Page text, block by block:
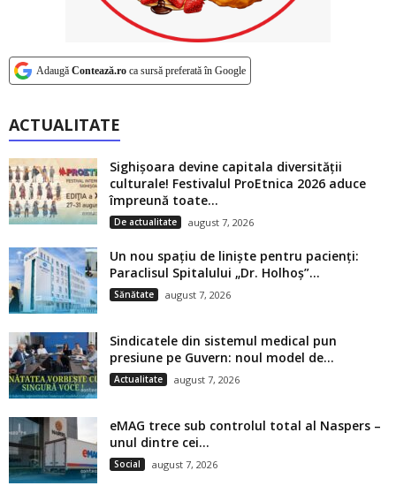
Adaugă Contează.ro ca sursă preferată în Google
ACTUALITATE
Sighișoara devine capitala diversității
culturale! Festivalul ProEtnica 2026 aduce
împreună toate...
De actualitate august 7, 2026
Un nou spațiu de liniște pentru pacienți:
Paraclisul Spitalului „Dr. Holhoș”...
Sănătate august 7, 2026
Sindicatele din sistemul medical pun
presiune pe Guvern: noul model de...
Actualitate august 7, 2026
eMAG trece sub controlul total al Naspers –
unul dintre cei...
Social august 7, 2026